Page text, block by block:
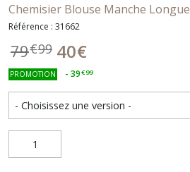
Chemisier Blouse Manche Longue
Référence : 31662
79€99 40€
PROMOTION - 39€99